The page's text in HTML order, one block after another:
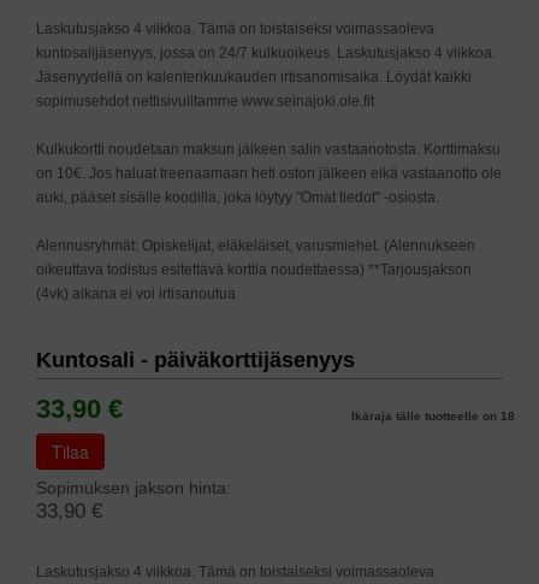
Laskutusjakso 4 viikkoa. Tämä on toistaiseksi voimassaoleva
kuntosalijäsenyys, jossa on 24/7 kulkuoikeus. Laskutusjakso 4 viikkoa.
Jäsenyydellä on kalenterikuukauden irtisanomisaika. Löydät kaikki
sopimusehdot nettisivuiltamme www.seinajoki.ole.fit
Kulkukortti noudetaan maksun jälkeen salin vastaanotosta. Korttimaksu
on 10€. Jos haluat treenaamaan heti oston jälkeen eikä vastaanotto ole
auki, pääset sisälle koodilla, joka löytyy "Omat tiedot" -osiosta.
Alennusryhmät: Opiskelijat, eläkeläiset, varusmiehet. (Alennukseen
oikeuttava todistus esitettävä korttia noudettaessa) **Tarjousjakson
(4vk) aikana ei voi irtisanoutua
Kuntosali - päiväkorttijäsenyys
Laskutusjakso 4 viikkoa. Tämä on toistaiseksi voimassaoleva
Ikäraja tälle tuotteelle on 18
33,90 €
Tilaa
Sopimuksen jakson hinta:
33,90 €